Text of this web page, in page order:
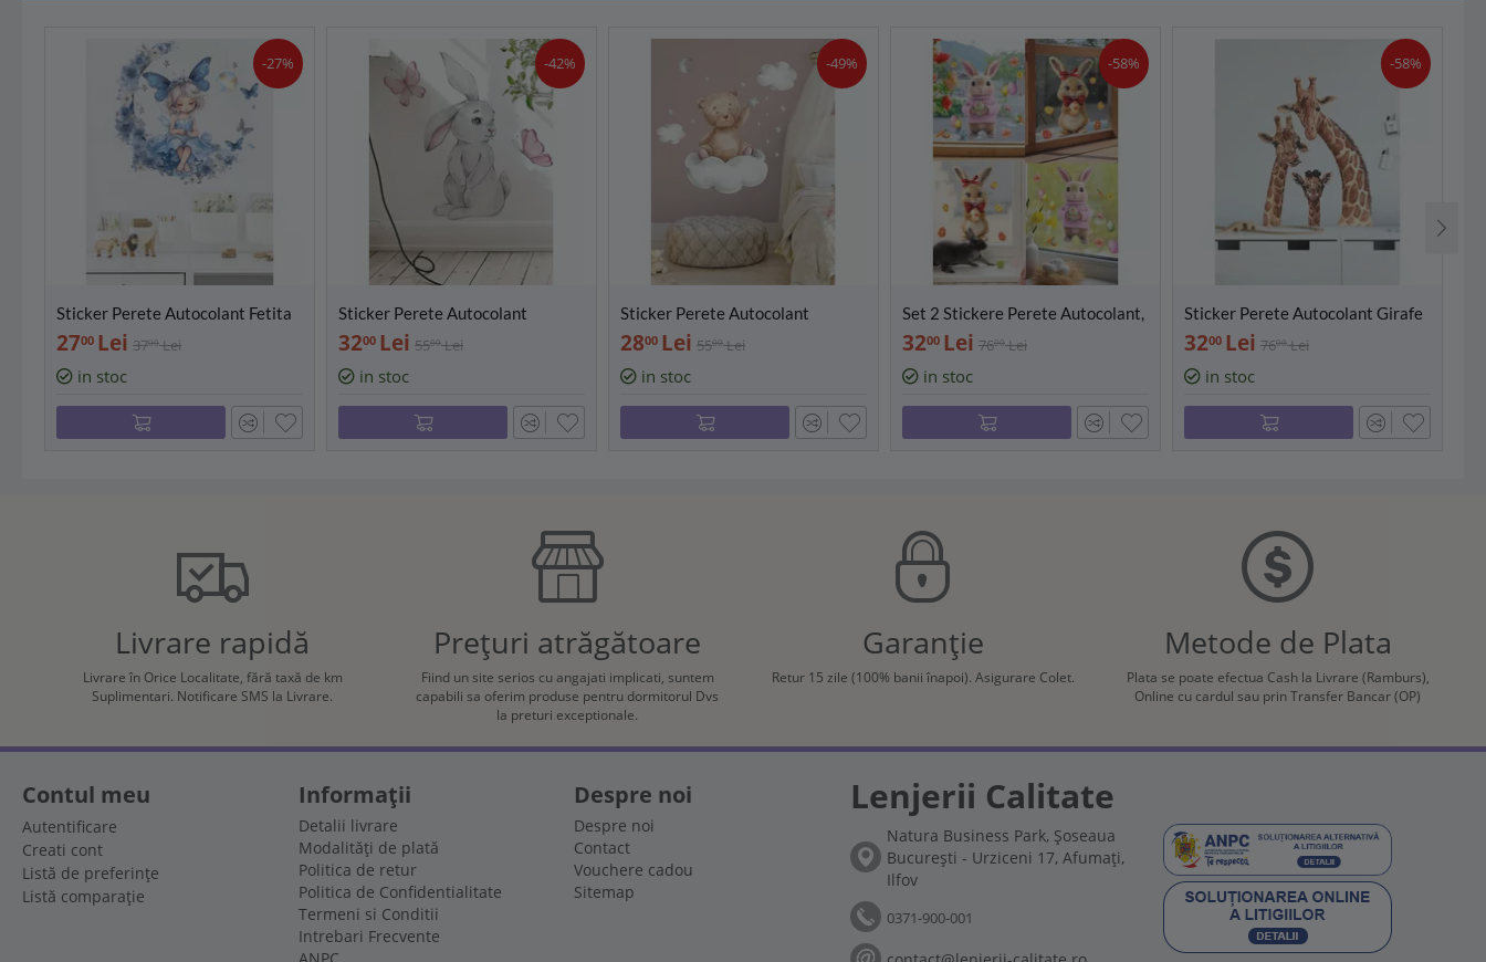
-27%
Sticker Perete Autocolant Fetita
pe Luna, cu Fluturi 38x38cm -
68151
2700 Lei 3700 Lei
in stoc
-42%
Sticker Perete Autocolant
Iepuras si Fluturas 22x40cm-
115111
3200 Lei 5500 Lei
in stoc
-49%
Sticker Perete Autocolant
Ursulet pe Nor 30x45cm
2800 Lei 5500 Lei
in stoc
-58%
Set 2 Stickere Perete Autocolant,
Iepurasul de Paste, 20x30cm -
47173
3200 Lei 7600 Lei
in stoc
-58%
Sticker Perete Autocolant Girafe
41x53cm
3200 Lei 7600 Lei
in stoc
Livrare rapidă
Livrare în Orice Localitate, fără taxă de km
Suplimentari. Notificare SMS la Livrare.
Prețuri atrăgătoare
Fiind un site serios cu angajati implicati, suntem
capabili sa oferim produse pentru dormitorul Dvs
la preturi exceptionale.
Garanție
Retur 15 zile (100% banii înapoi). Asigurare Colet.
Metode de Plata
Plata se poate efectua Cash la Livrare (Ramburs),
Online cu cardul sau prin Transfer Bancar (OP)
Contul meu
Autentificare
Creati cont
Listă de preferințe
Listă comparație
Informații
Detalii livrare
Modalități de plată
Politica de retur
Politica de Confidentialitate
Termeni si Conditii
Intrebari Frecvente
Despre noi
Despre noi
Contact
Vouchere cadou
Sitemap
Lenjerii Calitate
Natura Business Park, Șoseaua
București - Urziceni 17, Afumați,
Ilfov
0371-900-001